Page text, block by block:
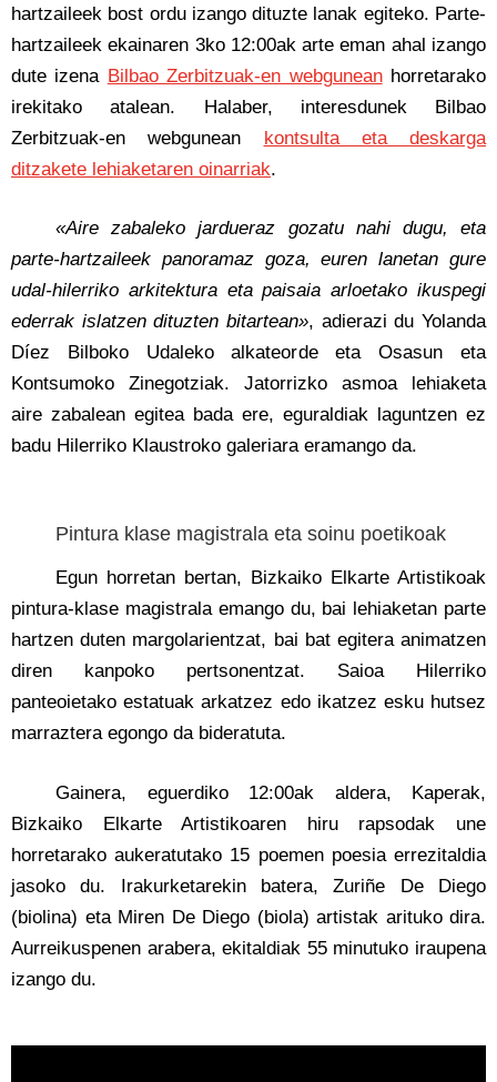
hartzaileek bost ordu izango dituzte lanak egiteko. Parte-
hartzaileek ekainaren 3ko 12:00ak arte eman ahal izango
dute izena Bilbao Zerbitzuak-en webguneanhorretarako
irekitako atalean. Halaber, interesdunek Bilbao
Zerbitzuak-en webgunean kontsulta eta deskarga
ditzakete lehiaketaren oinarriak.
«Aire zabaleko jardueraz gozatu nahi dugu, eta
parte-hartzaileek panoramaz goza, euren lanetan gure
udal-hilerriko arkitektura eta paisaia arloetako ikuspegi
ederrak islatzen dituzten bitartean», adierazi du Yolanda
Díez Bilboko Udaleko alkateorde eta Osasun eta
Kontsumoko Zinegotziak. Jatorrizko asmoa lehiaketa
aire zabalean egitea bada ere, eguraldiak laguntzen ez
badu Hilerriko Klaustroko galeriara eramango da.
Pintura klase magistrala eta soinu poetikoak
Egun horretan bertan, Bizkaiko Elkarte Artistikoak
pintura-klase magistrala emango du, bai lehiaketan parte
hartzen duten margolarientzat, bai bat egitera animatzen
diren kanpoko pertsonentzat. Saioa Hilerriko
panteoietako estatuak arkatzez edo ikatzez esku hutsez
marraztera egongo da bideratuta.
Gainera, eguerdiko 12:00ak aldera, Kaperak,
Bizkaiko Elkarte Artistikoaren hiru rapsodak une
horretarako aukeratutako 15 poemen poesia errezitaldia
jasoko du. Irakurketarekin batera, Zuriñe De Diego
(biolina) eta Miren De Diego (biola) artistak arituko dira.
Aurreikuspenen arabera, ekitaldiak 55 minutuko iraupena
izango du.